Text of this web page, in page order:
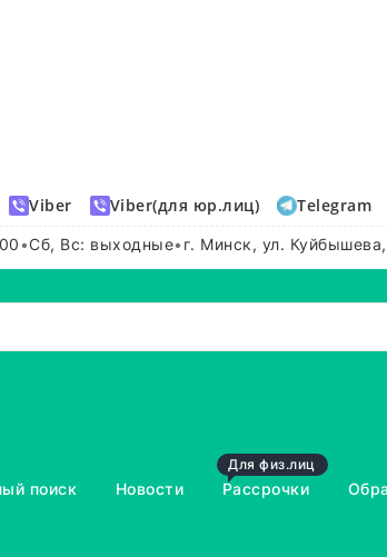
Viber Viber(для юр.лиц) Telegram
•Сб, Вс: выходные• г. Минск, ул. Куйбышева,
поиск Новости
Для физ.лиц
Рассрочки